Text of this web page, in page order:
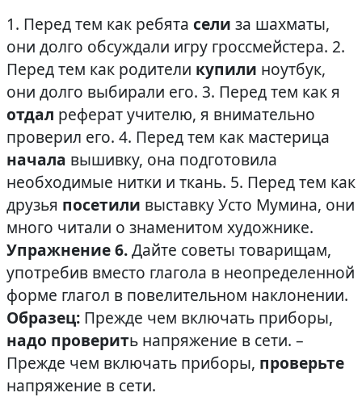
1. Перед тем как ребята сели за шахматы,
они долго обсуждали игру гроссмейстера. 2.
Перед тем как родители купили ноутбук,
они долго выбирали его. 3. Перед тем как я
отдал реферат учителю, я внимательно
проверил его. 4. Перед тем как мастерица
начала вышивку, она подготовила
необходимые нитки и ткань. 5. Перед тем как
друзья посетили выставку Усто Мумина, они
много читали о знаменитом художнике.
Упражнение 6.Дайте советы товарищам,
употребив вместо глагола в неопределенной
форме глагол в повелительном наклонении.
Образец: Прежде чем включать приборы,
надо проверить напряжение в сети. –
Прежде чем включать приборы, проверьте
напряжение в сети.